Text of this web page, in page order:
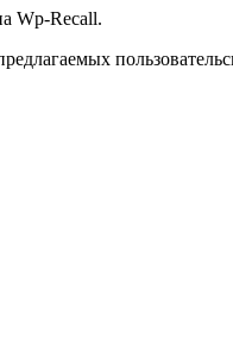
Wp-Recall.